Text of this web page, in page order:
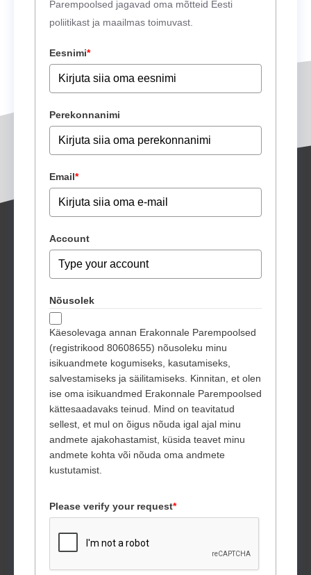
Parempoolsed jagavad oma mõtteid Eesti
poliitikast ja maailmas toimuvast.
Eesnimi*
Perekonnanimi
Email*
Account
Nõusolek
Käesolevaga annan Erakonnale Parempoolsed
(registrikood 80608655) nõusoleku minu
isikuandmete kogumiseks, kasutamiseks,
salvestamiseks ja säilitamiseks. Kinnitan, et olen
ise oma isikuandmed Erakonnale Parempoolsed
kättesaadavaks teinud. Mind on teavitatud
sellest, et mul on õigus nõuda igal ajal minu
andmete ajakohastamist, küsida teavet minu
andmete kohta või nõuda oma andmete
kustutamist.
Please verify your request*